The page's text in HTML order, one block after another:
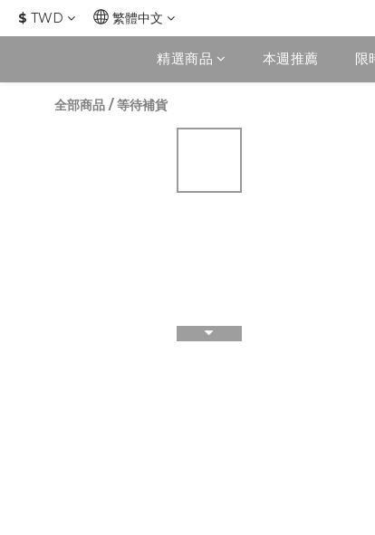
$ TWD 繁體中文
精選商品 本週推薦 限
全部商品 /等待補貨